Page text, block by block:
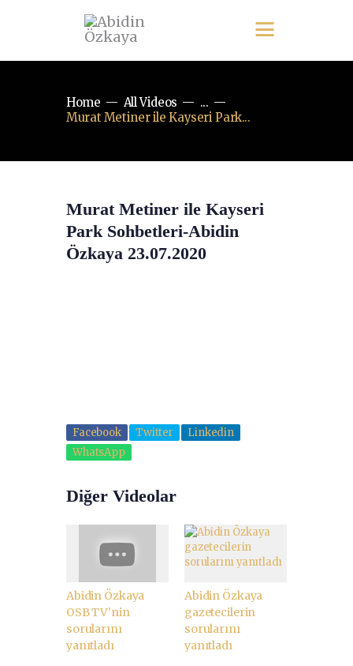
Home All Videos
...
Murat Metiner ile Kayseri Park...
Murat Metiner ile Kayseri
Park Sohbetleri-Abidin
Özkaya 23.07.2020
Facebook Twitter
Linkedin
WhatsApp
Diğer Videolar
Abidin Özkaya
OSB TV’nin
sorularını
yanıtladı
Abidin Özkaya
gazetecilerin
sorularını
yanıtladı